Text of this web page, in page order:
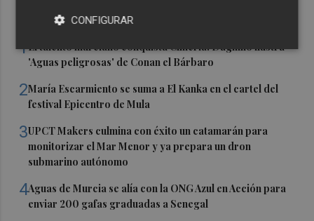
Últimas Noticias
1El talento murciano conquista Cimeria: Dagnino ilustra
'Aguas peligrosas' de Conan el Bárbaro
2María Escarmiento se suma a El Kanka en el cartel del
festival Epicentro de Mula
3UPCT Makers culmina con éxito un catamarán para
monitorizar el Mar Menor y ya prepara un dron
submarino autónomo
4Aguas de Murcia se alía con la ONG Azul en Acción para
enviar 200 gafas graduadas a Senegal
CONFIGURAR